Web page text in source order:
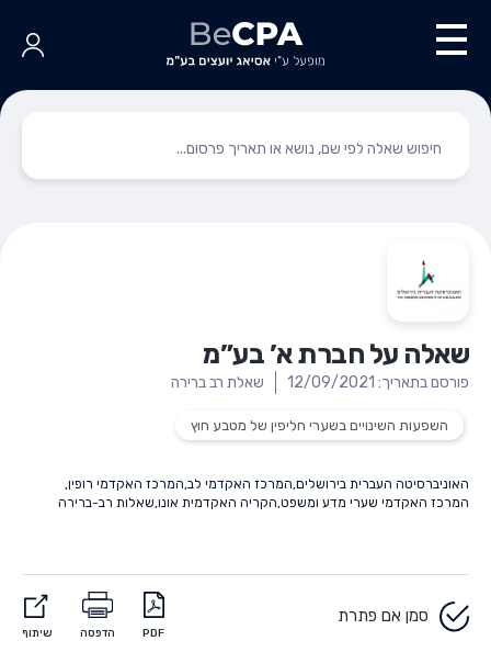
שאלה על חברת א’ בע”מ
פורסם בתאריך: 12/09/2021 שאלת רב ברירה
השפעות השינויים בשערי חליפין של מטבע חוץ
האוניברסיטה העברית בירושלים,המרכז האקדמי לב,המרכז האקדמי רופין,
המרכז האקדמי שערי מדע ומשפט,הקריה האקדמית אונו,שאלות רב-ברירה
סמן אם פתרת
PDF הדפסה שיתוף